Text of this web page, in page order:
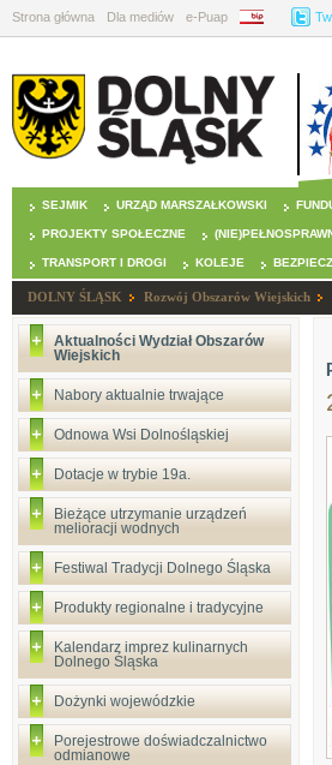
Strona główna Dla mediów e-Puap BIP
SEJMIK URZĄD MARSZAŁKOWSKI
PROJEKTY SPOŁECZNE
TRANSPORT I DROGI KOLEJE
DOLNY ŚLĄSK Rozwój Obszarów Wiejskich
Aktualności Wydział Obszarów
Wiejskich
Nabory aktualnie trwające
Odnowa Wsi Dolnośląskiej
Dotacje w trybie 19a.
Bieżące utrzymanie urządzeń
melioracji wodnych
Festiwal Tradycji Dolnego Śląska
Produkty regionalne i tradycyjne
Kalendarz imprez kulinarnych
Dolnego Śląska
Dożynki wojewódzkie
Porejestrowe doświadczalnictwo
odmianowe